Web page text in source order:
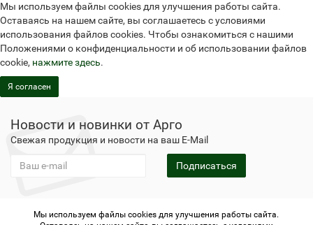
Мы используем файлы cookies для улучшения работы сайта.
Оставаясь на нашем сайте, вы соглашаетесь с условиями
использования файлов cookies. Чтобы ознакомиться с нашими
Положениями о конфиденциальности и об использовании файлов
cookie, нажмите здесь.
Я согласен
Новости и новинки от Арго
Свежая продукция и новости на ваш E-Mail
Подписаться
Не является публичной офертой Политика
Мы используем файлы cookies для улучшения работы сайта.